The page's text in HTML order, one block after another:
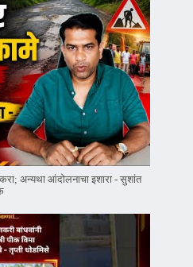
अन्यथा आंदोलनाचा इशारा - सुशांत